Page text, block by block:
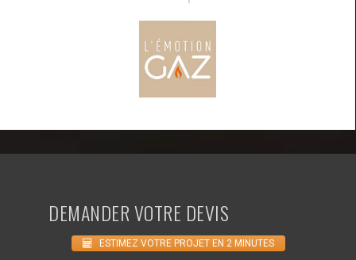
DEMANDER VOTRE DEVIS
ESTIMEZ VOTRE PROJET EN 2 MINUTES